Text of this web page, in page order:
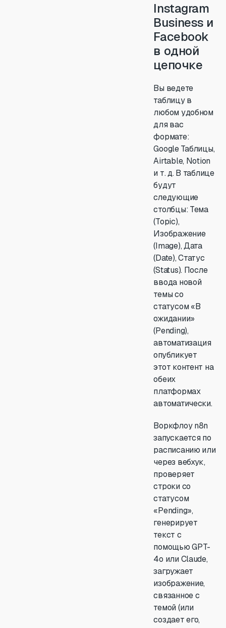
Instagram
Business и
Facebook
в одной
цепочке
Вы ведете
таблицу в
любом удобном
для вас
формате:
Google Таблицы,
Airtable, Notion
и т. д. В таблице
будут
следующие
столбцы: Тема
(Topic),
Изображение
(Image), Дата
(Date), Статус
(Status). После
ввода новой
темы со
статусом «В
ожидании»
(Pending),
автоматизация
опубликует
этот контент на
обеих
платформах
автоматически.
Воркфлоу n8n
запускается по
расписанию или
через вебхук,
проверяет
строки со
статусом
«Pending»,
генерирует
текст с
помощью GPT-
4o или Claude,
загружает
изображение,
связанное с
темой (или
создает его,